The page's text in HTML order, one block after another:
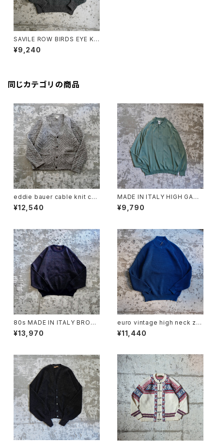
SAVILE ROW BIRDS EYE KN
IT
¥9,240
同じカテゴリの商品
eddie bauer cable knit car
digan
¥12,540
MADE IN ITALY HIGH GAUG
E KNIT POLO GREEN
¥9,790
80s MADE IN ITALY BROO
KS BROTHERS MERINO W
OOL KNIT SWEATER
¥13,970
euro vintage high neck zip
knit
¥11,440